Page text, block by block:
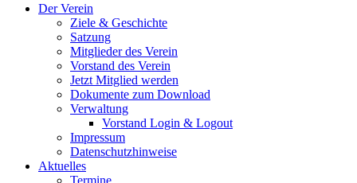
Der Verein
Ziele & Geschichte
Satzung
Mitglieder des Verein
Vorstand des Verein
Jetzt Mitglied werden
Dokumente zum Download
Verwaltung
Vorstand Login & Logout
Impressum
Datenschutzhinweise
Aktuelles
Termine